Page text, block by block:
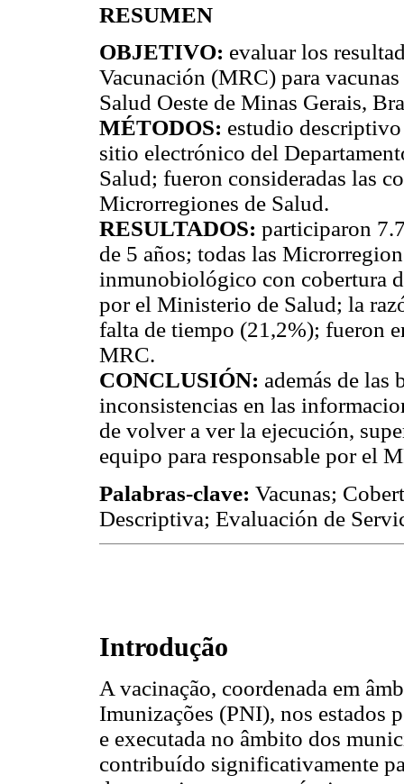
RESUMEN
OBJETIVO: evaluar los
Vacunación (MRC) para
Salud Oeste de Minas Gerais,
MÉTODOS: estudio
sitio electrónico del
Salud; fueron consideradas las
Microrregiones de Salud.
RESULTADOS: participaron
de 5 años; todas las
inmunobiológico con cobertura
por el Ministerio de Salud; la
falta de tiempo (21,2%); fueron
MRC.
CONCLUSIÓN: además de las
inconsistencias en las
de volver a ver la ejecución,
equipo para responsable por el
Palabras-clave: Vacunas;
Descriptiva; Evaluación de
Introdução
A vacinação, coordenada em
Imunizações (PNI), nos estados
e executada no âmbito dos
contribuído significativamente